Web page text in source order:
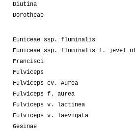
Diutina
Dorotheae
Euniceae ssp. fluminalis
Euniceae ssp. fluminalis f. jevel
Francisci
Fulviceps
Fulviceps cv. Aurea
Fulviceps f. aurea
Fulviceps v. lactinea
Fulviceps v. laevigata
Gesinae